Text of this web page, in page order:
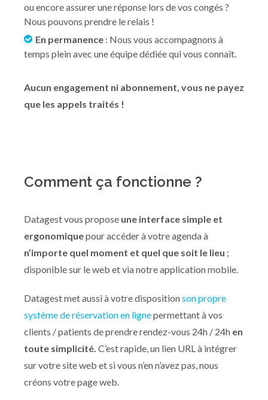
ou encore assurer une réponse lors de vos congés ?
Nous pouvons prendre le relais !
En permanence : Nous vous accompagnons à
temps plein avec une équipe dédiée qui vous connaît.
Aucun engagement ni abonnement, vous ne payez
que les appels traités !
Comment ça fonctionne ?
Datagest vous propose une interface simple et
ergonomiquepour accéder à votre agenda à
n’importe quel moment et quel que soit le lieu ;
disponible sur le web et via notre application mobile.
Datagest met aussi à votre dispositionson propre
système de réservation en lignepermettant à vos
clients / patients de prendre rendez-vous 24h / 24h en
toute simplicité. C’est rapide, un lien URL à intégrer
sur votre site web et si vous n’en n’avez pas, nous
créons votre page web.